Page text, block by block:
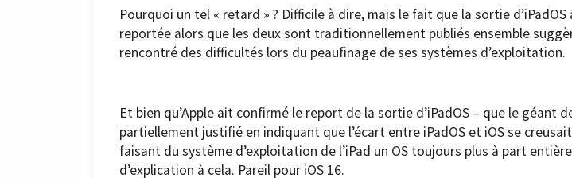
Pourquoi un tel « retard » ? Difficile à dire, mais le fait que la sortie
reportée alors que les deux sont traditionnellement publiés ensemble
rencontré des difficultés lors du peaufinage de ses systèmes d’exploitation.
Et bien qu’Apple ait confirmé le report de la sortie d’iPadOS – que le géant
partiellement justifié en indiquant que l’écart entre iPadOS et iOS se
faisant du système d’exploitation de l’iPad un OS toujours plus à part entière
d’explication à cela. Pareil pour iOS 16.